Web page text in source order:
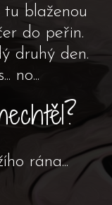
blaženou
do peřin.
druhý den.
no...
rána...